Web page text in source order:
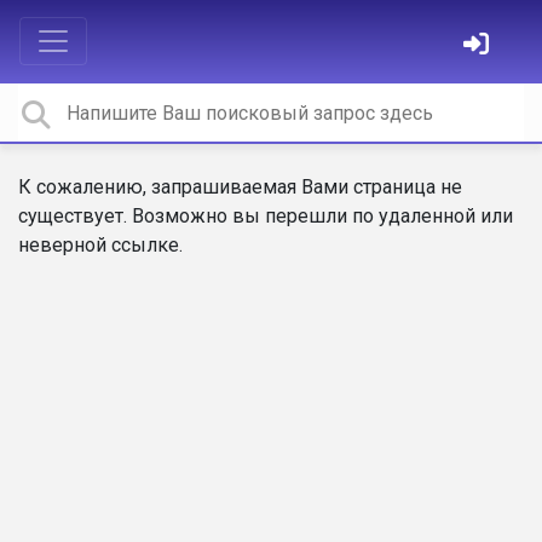
К сожалению, запрашиваемая Вами страница не
существует. Возможно вы перешли по удаленной или
неверной ссылке.